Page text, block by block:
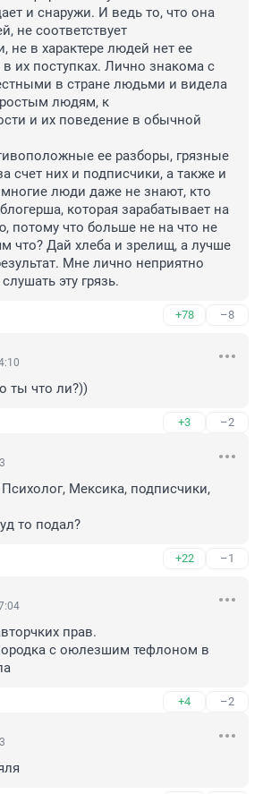
и снаружи. И ведь то, что она
не соответствует
не в характере людей нет ее
в их поступках. Лично знакома с
в стране людьми и видела
людям, к
и их поведение в обычной
ее разборы, грязные
счет них и подписчики, а также и
люди даже не знают, кто
которая зарабатывает на
потому что больше не на что не
что? Дай хлеба и зрелищ, а лучше
Мне лично неприятно
эту грязь.
+78 –8
ты что ли?))
+3 –2
Мексика, подписчики,
то подал?
+22 –1
прав.
с оюлезшим тефлоном в
+4 –2